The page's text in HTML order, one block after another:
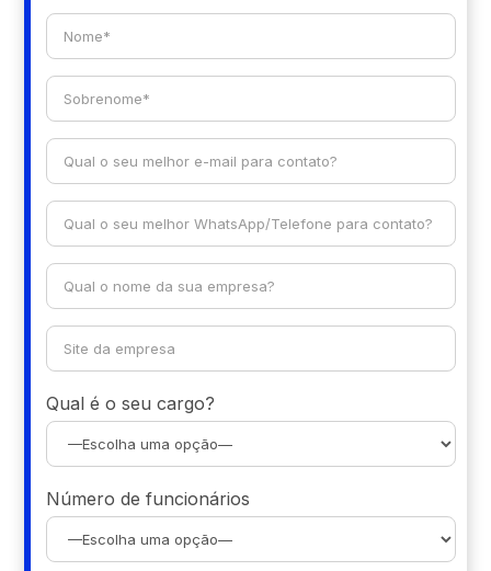
Qual é o seu cargo?
Número de funcionários